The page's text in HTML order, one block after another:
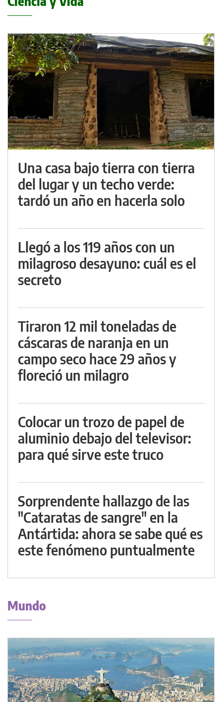
Una casa bajo tierra con tierra
del lugar y un techo verde:
tardó un año en hacerla solo
Llegó a los 119 años con un
milagroso desayuno: cuál es el
secreto
Tiraron 12 mil toneladas de
cáscaras de naranja en un
campo seco hace 29 años y
floreció un milagro
Colocar un trozo de papel de
aluminio debajo del televisor:
para qué sirve este truco
Sorprendente hallazgo de las
"Cataratas de sangre" en la
Antártida: ahora se sabe qué es
este fenómeno puntualmente
Mundo